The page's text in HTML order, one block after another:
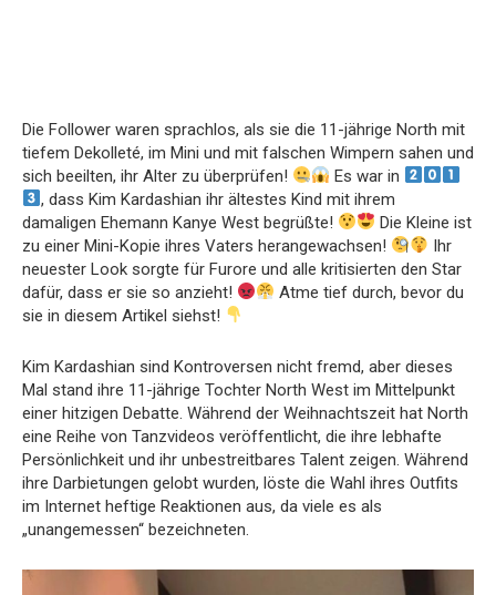
Die Follower waren sprachlos, als sie die 11-jährige North mit
tiefem Dekolleté, im Mini und mit falschen Wimpern sahen und
sich beeilten, ihr Alter zu überprüfen!
Es war in
, dass Kim Kardashian ihr ältestes Kind mit ihrem
damaligen Ehemann Kanye West begrüßte!
Die Kleine ist
zu einer Mini-Kopie ihres Vaters herangewachsen!
Ihr
neuester Look sorgte für Furore und alle kritisierten den Star
dafür, dass er sie so anzieht!
Atme tief durch, bevor du
sie in diesem Artikel siehst!
Kim Kardashian sind Kontroversen nicht fremd, aber dieses
Mal stand ihre 11-jährige Tochter North West im Mittelpunkt
einer hitzigen Debatte. Während der Weihnachtszeit hat North
eine Reihe von Tanzvideos veröffentlicht, die ihre lebhafte
Persönlichkeit und ihr unbestreitbares Talent zeigen. Während
ihre Darbietungen gelobt wurden, löste die Wahl ihres Outfits
im Internet heftige Reaktionen aus, da viele es als
„unangemessen“ bezeichneten.